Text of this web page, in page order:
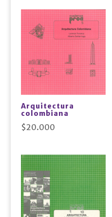
Arquitectura
colombiana
$20.000